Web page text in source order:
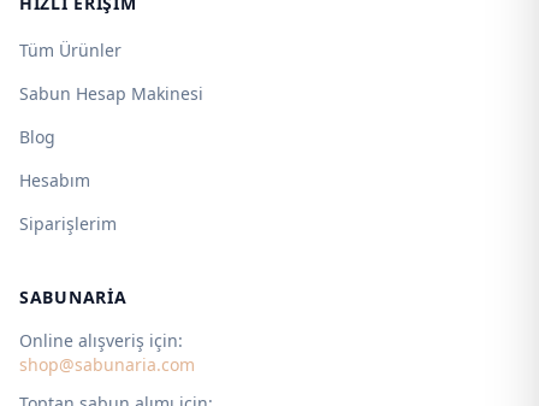
Tüm Ürünler
Sabun Hesap Makinesi
Blog
Hesabım
Siparişlerim
SABUNARIA
Online alışveriş için:
shop@sabunaria.com